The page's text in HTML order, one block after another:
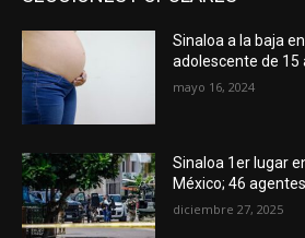
Sinaloa a la baja
adolescente de 15
mayo 16, 2024
Sinaloa 1er lugar
México; 46
diciembre 27, 2025